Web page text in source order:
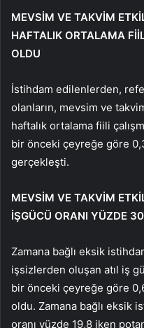
MEVSİM VE TAKVİM
HAFTALIK ORTALAMA
OLDU
İstihdam edilenlerden,
olanların, mevsim ve
haftalık ortalama fiili
bir önceki çeyreğe göre
gerçekleşti.
MEVSİM VE TAKVİM
İŞGÜCÜ ORANI YÜZDE
Zamana bağlı eksik
işsizlerden oluşan atıl iş
bir önceki çeyreğe göre
oldu. Zamana bağlı eksik
oranı yüzde 19,8 iken